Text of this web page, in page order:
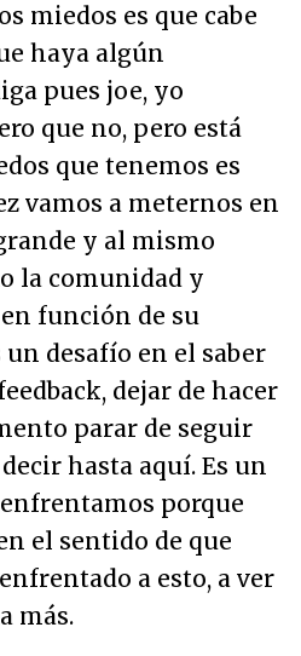
miedos es que cabe
haya algún
pues joe, yo
que no, pero está
que tenemos es
vamos a meternos en
y al mismo
la comunidad y
función de su
desafío en el saber
dejar de hacer
parar de seguir
hasta aquí. Es un
porque
el sentido de que
a esto, a ver
más.